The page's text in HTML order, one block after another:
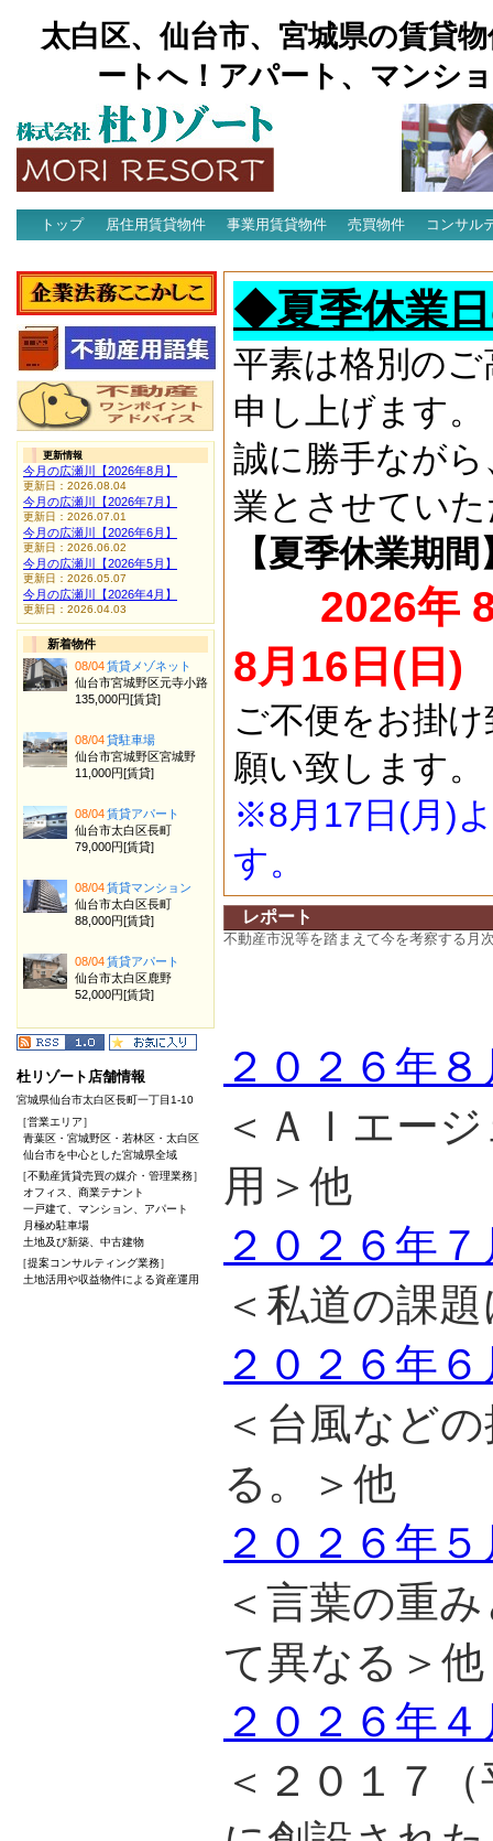
太白区、仙台市、宮城県の賃貸
ートへ！アパート、マンシ
トップ 居住用賃貸物件 事業用賃貸物件 売買物件
コンサル
◆夏季休業
平素は格別の
申し上げます。
誠に勝手なが
業とさせてい
【夏季休業期間
2026年
8月16日(日)
ご不便をお掛
願い致します。
※8月17日(月)
す。
レポート
不動産市況等を踏まえて今を考察する月
２０２６年
＜ＡＩエー
用＞他
２０２６年
＜私道の課
２０２６年
＜台風など
る。＞他
２０２６年
＜言葉の重
て異なる＞他
２０２６年
＜２０１７
更新情報
今月の広瀬川【2026年8月】
更新日：2026.08.04
今月の広瀬川【2026年7月】
更新日：2026.07.01
今月の広瀬川【2026年6月】
更新日：2026.06.02
今月の広瀬川【2026年5月】
更新日：2026.05.07
今月の広瀬川【2026年4月】
更新日：2026.04.03
新着物件
08/04賃貸メゾネット
仙台市宮城野区元寺小路
135,000円[賃貸]
08/04貸駐車場
仙台市宮城野区宮城野
11,000円[賃貸]
08/04賃貸アパート
仙台市太白区長町
79,000円[賃貸]
08/04賃貸マンション
仙台市太白区長町
88,000円[賃貸]
08/04賃貸アパート
仙台市太白区鹿野
52,000円[賃貸]
杜リゾート店舗情報
宮城県仙台市太白区長町一丁目1-10
［営業エリア］
青葉区・宮城野区・若林区・太白区
仙台市を中心とした宮城県全域
［不動産賃貸売買の媒介・管理業務］
オフィス、商業テナント
一戸建て、マンション、アパート
月極め駐車場
土地及び新築、中古建物
［提案コンサルティング業務］
土地活用や収益物件による資産運用